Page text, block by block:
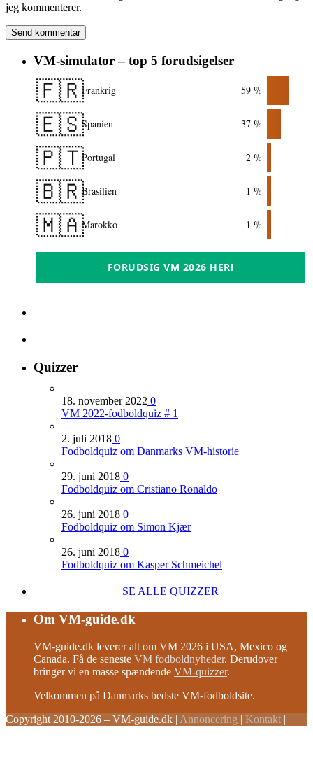
jeg kommenterer.
VM-simulator – top 5 forudsigelser
🇫🇷Frankrig 59 %
🇪🇸Spanien 37 %
🇵🇹Portugal 2 %
🇧🇷Brasilien 1 %
🇲🇦Marokko 1 %
FORUDSIG VM 2026 HER!
Quizzer
18. november 2022 0
VM 2022-fodboldquiz # 1
2. juli 2018 0
Fodboldquiz om Danmarks VM-historie
29. juni 2018 0
Fodboldquiz om Cristiano Ronaldo
26. juni 2018 0
Fodboldquiz om Simon Kjær
26. juni 2018 0
Fodboldquiz om Kasper Schmeichel
SE ALLE QUIZZER
Om VM-guide.dk
VM-guide.dk leverer alt om VM 2026 i USA, Mexico og
Canada. Få de seneste VM fodboldnyheder. Derudover
bringer vi en masse spændende VM-quizzer.
Velkommen på Danmarks bedste VM-fodboldsite.
Copyright 2010-2026 – VM-guide.dk | Annoncering | Kontakt |